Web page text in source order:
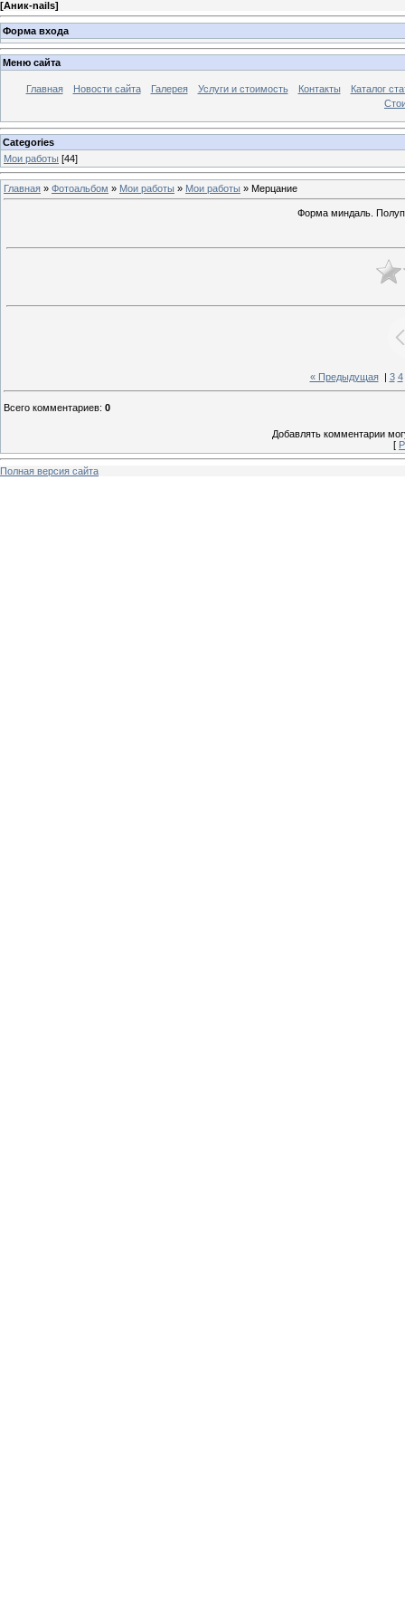
[Аник-nails]
Форма входа
Меню сайта
Главная Новости сайта Галерея Услуги и стоимость Контакты
Каталог
Categories
Мои работы [44]
Главная » Фотоальбом » Мои работы » Мои работы » Мерцание
Форма миндаль.
« Предыдущая| 3 4
Всего комментариев: 0
Добавлять комментарии
[
Полная версия сайта